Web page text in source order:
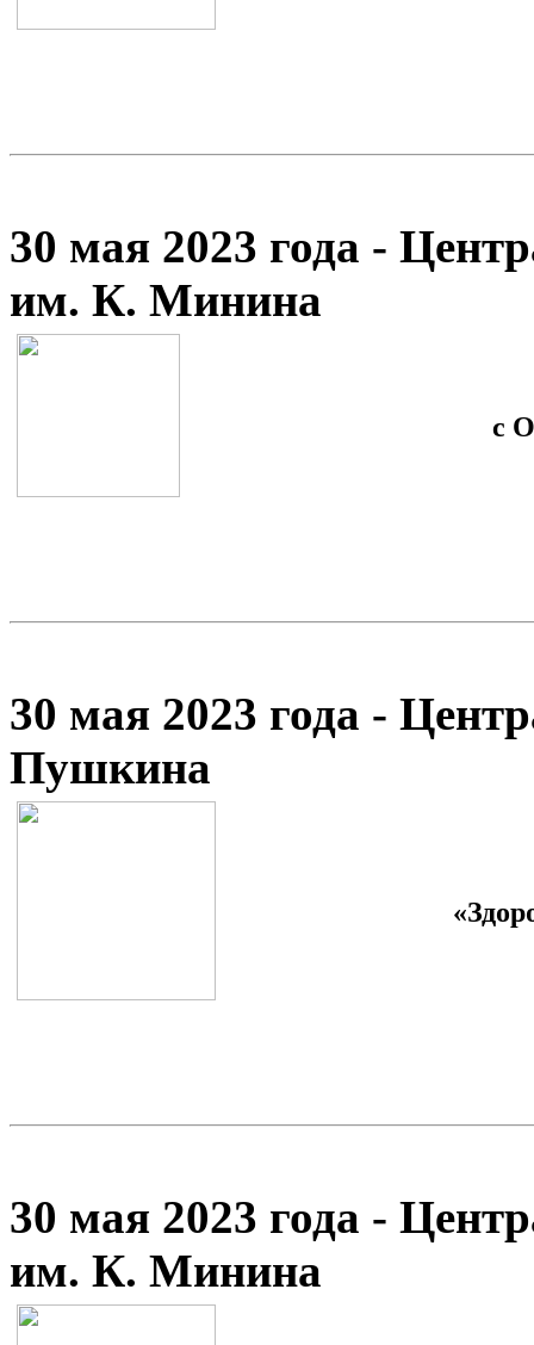
30 мая 2023 года -
им. К. Минина
с
30 мая 2023 года -
Пушкина
30 мая 2023 года -
им. К. Минина